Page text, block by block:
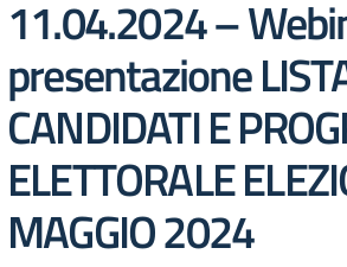
11.04.2024 –
presentazione
CANDIDATI E
ELETTORALE
MAGGIO 2024